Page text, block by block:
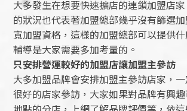
大多發生在想要快速擴店的連鎖加盟店
的狀況也代表著加盟總部幾乎沒有篩選
寬加盟資格，這樣的加盟總部可以提供
輔導是大家需要多加考量的。
只安排營運較好的加盟店讓加盟主參訪
大多加盟品牌會安排加盟主參訪店家，
很好的店家參訪，大家如果對品牌有興